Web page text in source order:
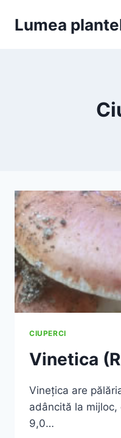
Lumea
CIUPERCI
Vinetica
Vineţica are
adâncită la
9,0…